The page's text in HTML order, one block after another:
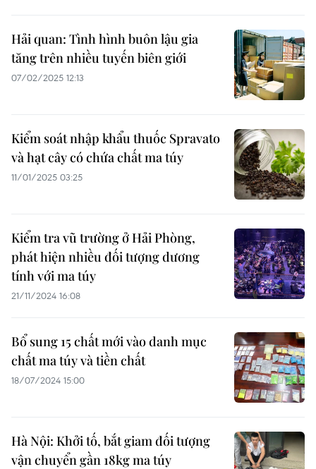
Hải quan: Tình hình buôn lậu gia
tăng trên nhiều tuyến biên giới
07/02/2025 12:13
Kiểm soát nhập khẩu thuốc Spravato
và hạt cây có chứa chất ma túy
11/01/2025 03:25
Kiểm tra vũ trường ở Hải Phòng,
phát hiện nhiều đối tượng dương
tính với ma túy
21/11/2024 16:08
Bổ sung 15 chất mới vào danh mục
chất ma túy và tiền chất
18/07/2024 15:00
Hà Nội: Khởi tố, bắt giam đối tượng
vận chuyển gần 18kg ma túy